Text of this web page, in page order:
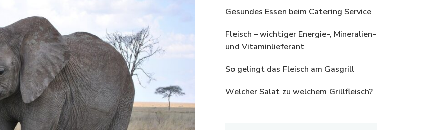
Gesundes Essen beim Catering Service
Fleisch – wichtiger Energie-, Mineralien-
und Vitaminlieferant
So gelingt das Fleisch am Gasgrill
Welcher Salat zu welchem Grillfleisch?